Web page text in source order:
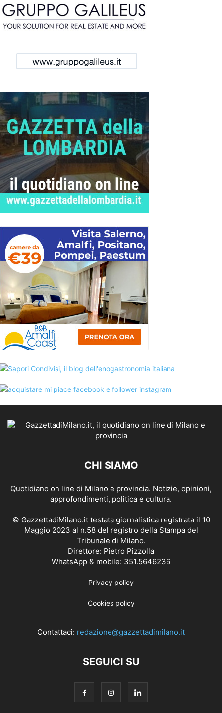
CHI SIAMO
Quotidiano on line di Milano e provincia. Notizie, opinioni,
approfondimenti, politica e cultura.
© GazzettadiMilano.it testata giornalistica registrata il 10
Maggio 2023 al n.58 del registro della Stampa del
Tribunale di Milano.
Direttore: Pietro Pizzolla
WhatsApp & mobile: 351.5646236
Privacy policy
Cookies policy
Contattaci: redazione@gazzettadimilano.it
SEGUICI SU